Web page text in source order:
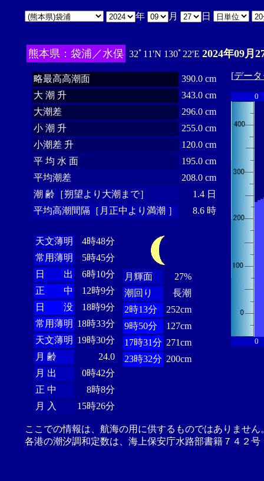
年 月 日
熊本県：袋浦／水俣 32ﾟ11'N 130ﾟ22'E 2024年09月
略最高高潮面
390.0 cm
大 潮 升
343.0 cm
大潮差
296.0 cm
小 潮 升
255.0 cm
小潮差 升
120.0 cm
平 均 水 面
195.0 cm
平均潮差
208.0 cm
潮 齢［朔望より大潮まで］
1.4 日
平均高潮間隔［月正中より満潮 ］
8.6 時
天文薄明
4時48分
常用薄明
5時45分
日 出
6時10分
正 中
12時9分
日 没
18時9分
常用薄明 18時33分
天文薄明 19時30分
月 齢
24.0
月 出
0時42分
正 中
8時8分
月 入
15時26分
月輝面
27%
潮回り
長潮
2時13分
252cm
9時50分
127cm
17時31分 271cm
23時32分 200cm
[デー
0
0
ここでの情報は、航海の用に供するものではありませ
各港の潮汐調和定数は、海上保安庁水路部書籍７４２